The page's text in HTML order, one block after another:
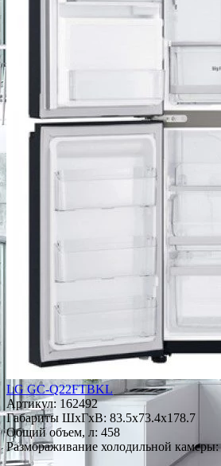
LG GC-Q22FTBKL
Артикул: 162492
Габариты ШxГxВ: 83.5x73.4x178.7
Общий объем, л: 458
Размораживание холодильной